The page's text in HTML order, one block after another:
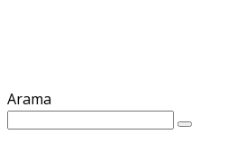
Arama